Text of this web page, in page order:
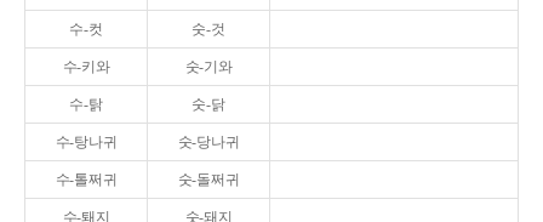
수-컷 숫-것
수-키와 숫-기와
수-탉 숫-닭
수-탕나귀 숫-당나귀
수-톨쩌귀 숫-돌쩌귀
수-퇘지 숫-돼지